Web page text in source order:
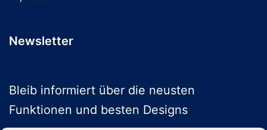
Newsletter
Bleib informiert über die neusten
Funktionen und besten Designs